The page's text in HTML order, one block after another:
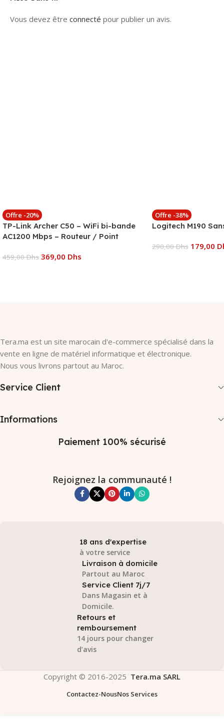
Vous devez être connecté pour publier un avis.
Offre -20%
TP-Link Archer C50 – WiFi bi-bande
AC1200 Mbps – Routeur / Point
459,00Dhs 369,00 Dhs
Offre -38%
Logitech M190
290,00Dhs 179,00
Tera.ma est un site marocain d'e-commerce spécialisé dans la
vente en ligne de matériel informatique et électronique.
Nous vous livrons partout au Maroc.
Service Client
Informations
Paiement 100% sécurisé
Rejoignez la communauté !
18 ans d'expertise
à votre service
Livraison à domicile
Partout au Maroc
Service Client 7j/7
Dans Magasin et à
Domicile.
Retours et
remboursement
14 jours pour changer
d’avis
Copyright © 2016-2025 Tera.ma SARL
Contactez-NousNos Services